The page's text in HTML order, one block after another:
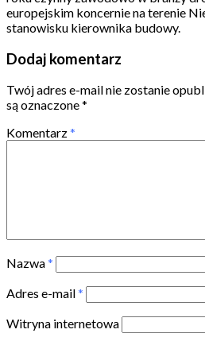
europejskim koncernie na terenie
stanowisku kierownika budowy.
Dodaj komentarz
Twój adres e-mail nie zostanie
są oznaczone*
Komentarz*
Nazwa*
Adres e-mail*
Witryna internetowa